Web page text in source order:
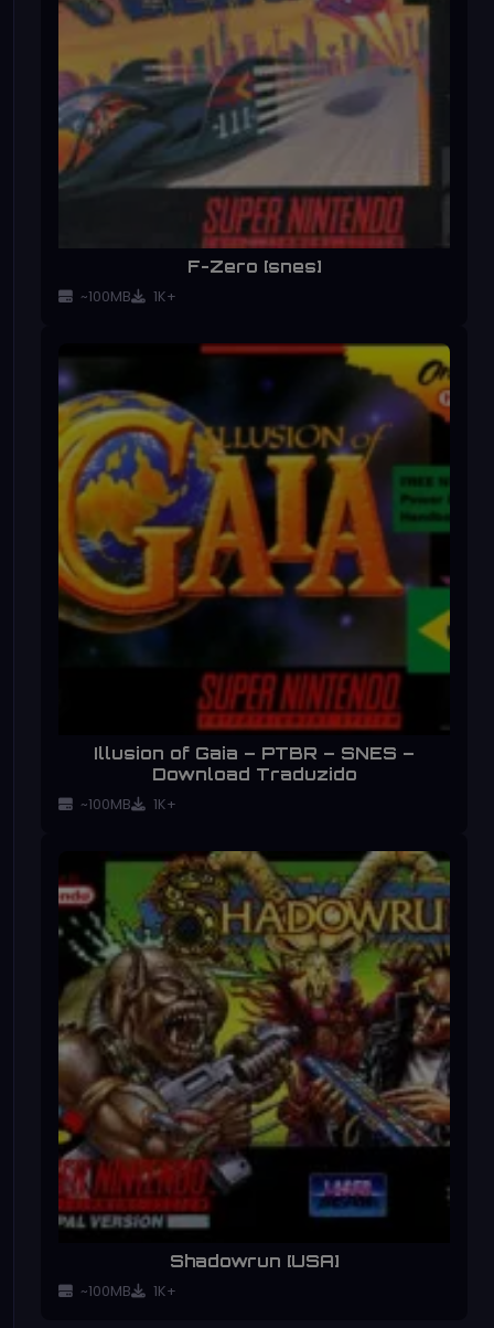
F-Zero [snes]
~100MB 1K+
Illusion of Gaia – PTBR – SNES –
Download Traduzido
~100MB 1K+
Shadowrun [USA]
~100MB 1K+